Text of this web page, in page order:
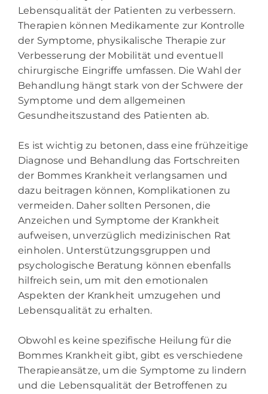
Lebensqualität der Patienten zu verbessern.
Therapien können Medikamente zur Kontrolle
der Symptome, physikalische Therapie zur
Verbesserung der Mobilität und eventuell
chirurgische Eingriffe umfassen. Die Wahl der
Behandlung hängt stark von der Schwere der
Symptome und dem allgemeinen
Gesundheitszustand des Patienten ab.
Es ist wichtig zu betonen, dass eine frühzeitige
Diagnose und Behandlung das Fortschreiten
der Bommes Krankheit verlangsamen und
dazu beitragen können, Komplikationen zu
vermeiden. Daher sollten Personen, die
Anzeichen und Symptome der Krankheit
aufweisen, unverzüglich medizinischen Rat
einholen. Unterstützungsgruppen und
psychologische Beratung können ebenfalls
hilfreich sein, um mit den emotionalen
Aspekten der Krankheit umzugehen und
Lebensqualität zu erhalten.
Obwohl es keine spezifische Heilung für die
Bommes Krankheit gibt, gibt es verschiedene
Therapieansätze, um die Symptome zu lindern
und die Lebensqualität der Betroffenen zu